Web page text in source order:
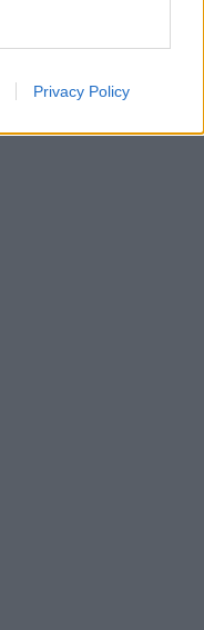
Privacy Policy